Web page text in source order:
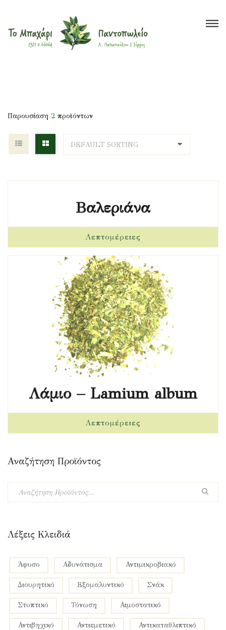
Ξηροί Καρποί
Παρουσίαση 2 προϊόντων
Βαλεριάνα
Λάμιο – Lamium album
Αναζήτηση Προϊόντος
Λέξεις Κλειδιά
Άφυσο Αδυνάτισμα Αντιμικροβιακό
Διουρητικό Εξομαλυντικό Σνάκ
Στυπτικό Τόνωση αιμοστατικό
αντιβηχικό αντιεμετικό αντικαταθλιπτικό